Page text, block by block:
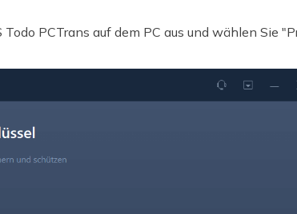
PCTrans auf dem PC aus und wählen Sie